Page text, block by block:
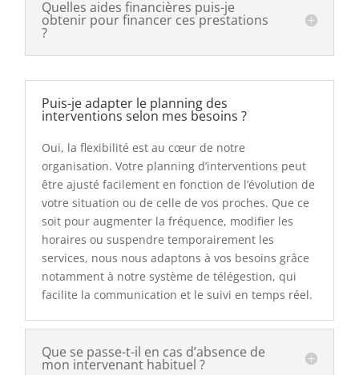
Quelles aides financières puis-je
obtenir pour financer ces prestations
?
Puis-je adapter le planning des
interventions selon mes besoins ?
Oui, la flexibilité est au cœur de notre
organisation. Votre planning d’interventions peut
être ajusté facilement en fonction de l’évolution de
votre situation ou de celle de vos proches. Que ce
soit pour augmenter la fréquence, modifier les
horaires ou suspendre temporairement les
services, nous nous adaptons à vos besoins grâce
notamment à notre système de télégestion, qui
facilite la communication et le suivi en temps réel.
Que se passe-t-il en cas d’absence de
mon intervenant habituel ?